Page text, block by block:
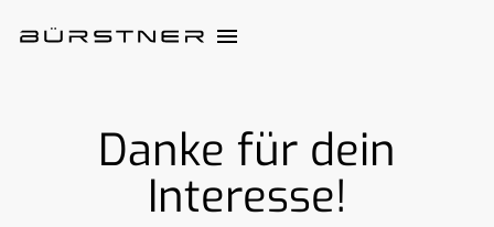
Danke für dein
Interesse!